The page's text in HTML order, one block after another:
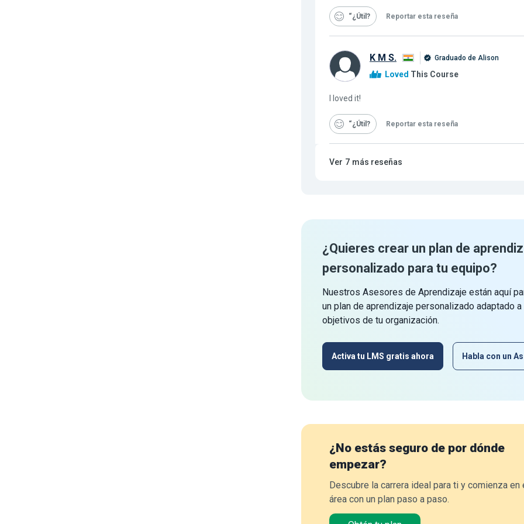
“¿Útil Reportar esta reseña
K M S. Graduado de Alison
Loved This Course
I loved it!
“¿Útil Reportar esta reseña
Ver 7 más reseñas
¿Quieres crear un plan de
personalizado para tu equipo?
Nuestros Asesores de Aprendizaje están aquí
un plan de aprendizaje personalizado adaptado
objetivos de tu organización.
Activa tu LMS gratis ahora Habla con un
¿No estás seguro de por dónde
empezar?
Descubre la carrera ideal para ti y comienza en
área con un plan paso a paso.